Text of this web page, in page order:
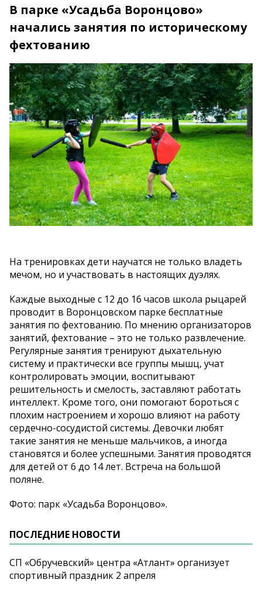
В парке «Усадьба Воронцово»
начались занятия по историческому
фехтованию
На тренировках дети научатся не только владеть
мечом, но и участвовать в настоящих дуэлях.
Каждые выходные с 12 до 16 часов школа рыцарей
проводит в Воронцовском парке бесплатные
занятия по фехтованию. По мнению организаторов
занятий, фехтование – это не только развлечение.
Регулярные занятия тренируют дыхательную
систему и практически все группы мышц, учат
контролировать эмоции, воспитывают
решительность и смелость, заставляют работать
интеллект. Кроме того, они помогают бороться с
плохим настроением и хорошо влияют на работу
сердечно-сосудистой системы. Девочки любят
такие занятия не меньше мальчиков, а иногда
становятся и более успешными. Занятия проводятся
для детей от 6 до 14 лет. Встреча на большой
поляне.
Фото: парк «Усадьба Воронцово».
ПОСЛЕДНИЕ НОВОСТИ
СП «Обручевский» центра «Атлант» организует
спортивный праздник 2 апреля